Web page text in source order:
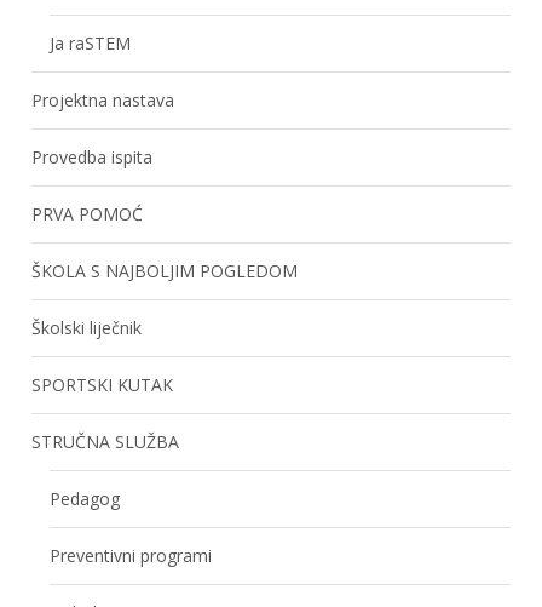
Ja raSTEM
Projektna nastava
Provedba ispita
PRVA POMOĆ
ŠKOLA S NAJBOLJIM POGLEDOM
Školski liječnik
SPORTSKI KUTAK
STRUČNA SLUŽBA
Pedagog
Preventivni programi